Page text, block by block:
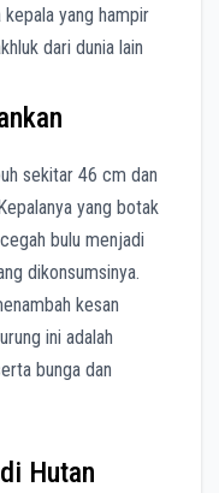
yang hampir
dari dunia lain
sekitar 46 cm dan
Kepalanya yang botak
bulu menjadi
dikonsumsinya.
kesan
ini adalah
bunga dan
Hutan